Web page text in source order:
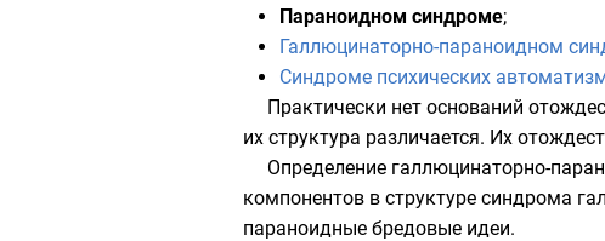
Параноидном синдроме;
Галлюцинаторно-параноидном
Синдроме психических
Практически нет оснований
их структура различается. Их
Определение галлюцинаторно-
компонентов в структуре синдрома
параноидные бредовые идеи.